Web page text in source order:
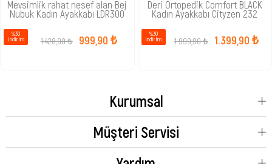
Mevsimlik rahat nesef alan Bej
Nubuk Kadın Ayakkabı LDR300
999,90 ₺
1.428,00 ₺
%30
i̇ndirim
Deri Ortopedik Comfort BLACK
Kadın Ayakkabı Cityzen 232
1.399,90 ₺
1.999,90 ₺
%30
i̇ndirim
Kurumsal
Müşteri Servisi